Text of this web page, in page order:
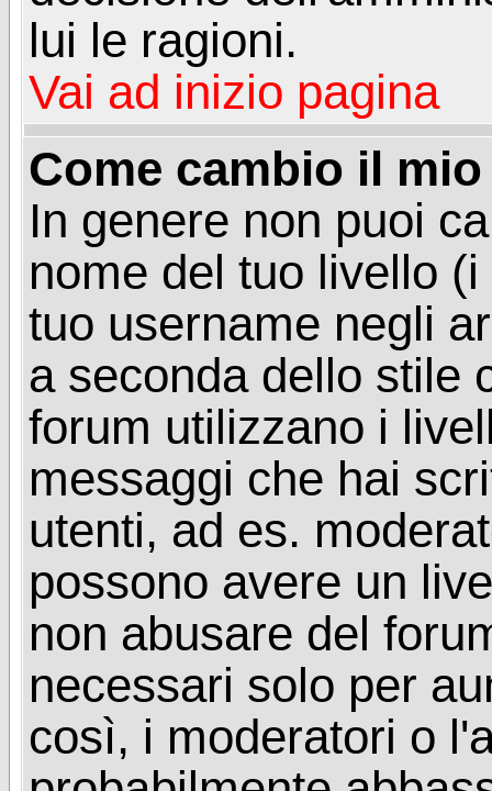
lui le ragioni.
Vai ad inizio pagina
Come cambio il
In genere non puoi
nome del tuo livello
tuo username negli
a seconda dello stile
forum utilizzano i
messaggi che hai
utenti, ad es.
possono avere un
non abusare del
necessari solo per
così, i moderatori o